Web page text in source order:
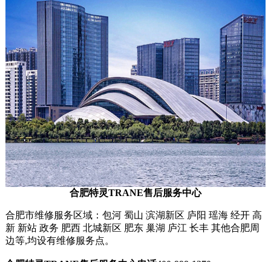
合肥特灵TRANE售后服务中心
合肥市维修服务区域：包河 蜀山 滨湖新区 庐阳 瑶海 经开 高
新 新站 政务 肥西 北城新区 肥东 巢湖 庐江 长丰 其他合肥周
边等,均设有维修服务点。